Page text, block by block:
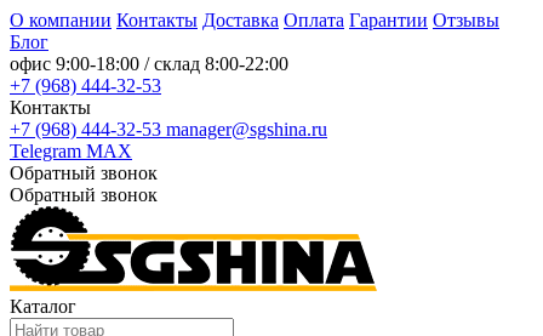
О компании Контакты Доставка Оплата Гарантии Отзывы
Блог
офис 9:00-18:00 / склад 8:00-22:00
+7 (968) 444-32-53
Контакты
+7 (968) 444-32-53 manager@sgshina.ru
Telegram MAX
Обратный звонок
Обратный звонок
Каталог